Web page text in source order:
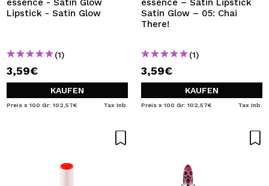
essence - Satin Glow
Lipstick - Satin Glow
(1)
3,59€
KAUFEN
Preis x 100 Gr: 102,57€ Tax Inb.
essence – Satin Lipstick
Satin Glow – 05: Chai
There!
(1)
3,59€
KAUFEN
Preis x 100 Gr: 102,57€ Tax Inb.